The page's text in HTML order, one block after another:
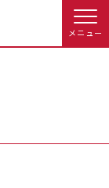
メニュー